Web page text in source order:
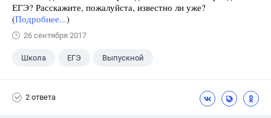
ЕГЭ? Расскажите, пожалуйста, известно ли уже?
(Подробнее...)
26 сентября 2017
Школа ЕГЭ Выпускной
2 ответа